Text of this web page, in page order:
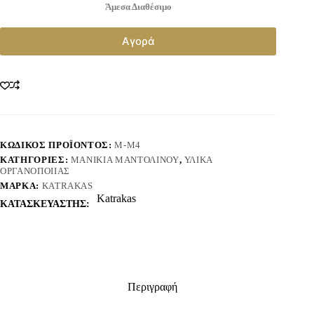
Άμεσα Διαθέσιμο
Αγορά
ΚΩΔΙΚΌΣ ΠΡΟΪΌΝΤΟΣ:Μ-Μ4
ΚΑΤΗΓΟΡΊΕΣ: ΜΑΝΊΚΙΑ ΜΑΝΤΟΛΊΝΟΥ, ΥΛΙΚΆ
ΟΡΓΑΝΟΠΟΙΙΑΣ
ΜΆΡΚΑ: KATRAKAS
ΚΑΤΑΣΚΕΥΑΣΤΗΣ:
Katrakas
Περιγραφή